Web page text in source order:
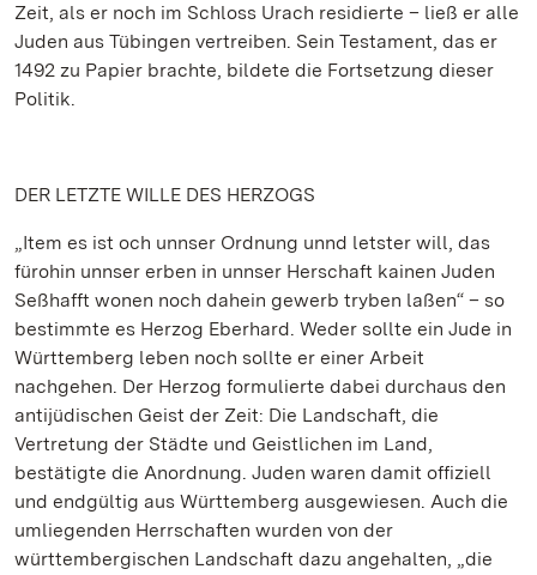
Zeit, als er noch im Schloss Urach residierte – ließ er alle
Juden aus Tübingen vertreiben. Sein Testament, das er
1492 zu Papier brachte, bildete die Fortsetzung dieser
Politik.
DER LETZTE WILLE DES HERZOGS
„Item es ist och unnser Ordnung unnd letster will, das
fürohin unnser erben in unnser Herschaft kainen Juden
Seßhafft wonen noch dahein gewerb tryben laßen“ – so
bestimmte es Herzog Eberhard. Weder sollte ein Jude in
Württemberg leben noch sollte er einer Arbeit
nachgehen. Der Herzog formulierte dabei durchaus den
antijüdischen Geist der Zeit: Die Landschaft, die
Vertretung der Städte und Geistlichen im Land,
bestätigte die Anordnung. Juden waren damit offiziell
und endgültig aus Württemberg ausgewiesen. Auch die
umliegenden Herrschaften wurden von der
württembergischen Landschaft dazu angehalten, „die